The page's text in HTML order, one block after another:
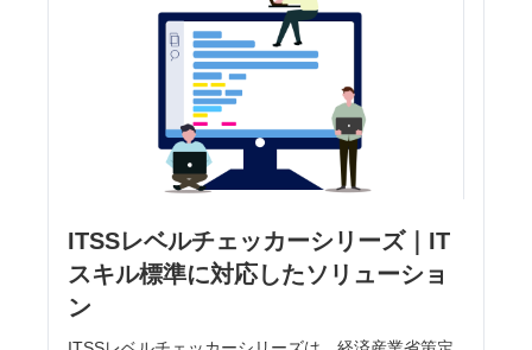
ITSSレベルチェッカーシリーズ｜IT
スキル標準に対応したソリューショ
ン